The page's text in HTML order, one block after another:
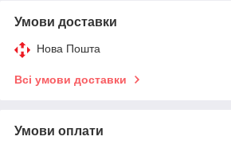
Умови доставки
Нова Пошта
Всі умови доставки
Умови оплати